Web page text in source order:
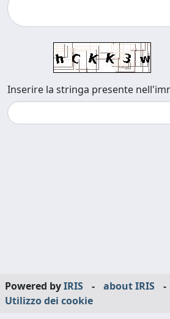
Inserire la stringa presente
Powered byIRIS - about IRIS
-
Utilizzo dei cookie